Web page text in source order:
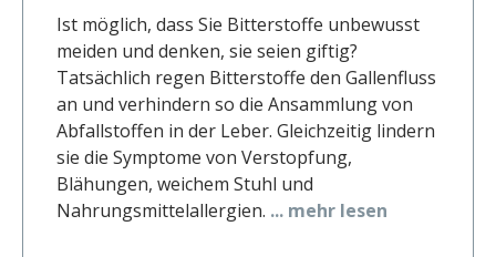
Ist möglich, dass Sie Bitterstoffe unbewusst
meiden und denken, sie seien giftig?
Tatsächlich regen Bitterstoffe den Gallenfluss
an und verhindern so die Ansammlung von
Abfallstoffen in der Leber. Gleichzeitig lindern
sie die Symptome von Verstopfung,
Blähungen, weichem Stuhl und
Nahrungsmittelallergien. ... mehr lesen